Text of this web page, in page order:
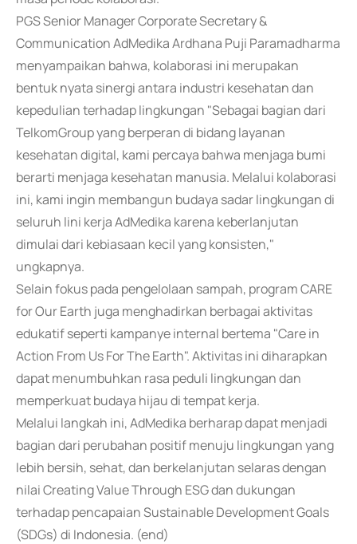
PGS Senior Manager Corporate Secretary &
Communication AdMedika Ardhana Puji Paramadharma
menyampaikan bahwa, kolaborasi ini merupakan
bentuk nyata sinergi antara industri kesehatan dan
kepedulian terhadap lingkungan "Sebagai bagian dari
TelkomGroup yang berperan di bidang layanan
kesehatan digital, kami percaya bahwa menjaga bumi
berarti menjaga kesehatan manusia. Melalui kolaborasi
ini, kami ingin membangun budaya sadar lingkungan di
seluruh lini kerja AdMedika karena keberlanjutan
dimulai dari kebiasaan kecil yang konsisten,"
ungkapnya.
Selain fokus pada pengelolaan sampah, program CARE
for Our Earth juga menghadirkan berbagai aktivitas
edukatif seperti kampanye internal bertema "Care in
Action From Us For The Earth". Aktivitas ini diharapkan
dapat menumbuhkan rasa peduli lingkungan dan
memperkuat budaya hijau di tempat kerja.
Melalui langkah ini, AdMedika berharap dapat menjadi
bagian dari perubahan positif menuju lingkungan yang
lebih bersih, sehat, dan berkelanjutan selaras dengan
nilai Creating Value Through ESG dan dukungan
terhadap pencapaian Sustainable Development Goals
(SDGs) di Indonesia. (end)